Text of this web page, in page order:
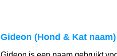
Gideon (Hond & Kat naam)